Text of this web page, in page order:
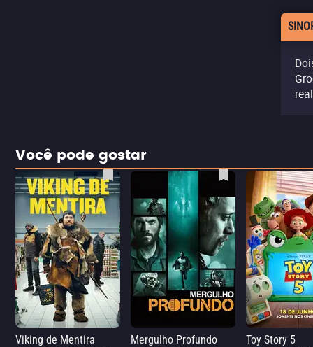
Você pode gostar
Viking de Mentira
Mergulho Profundo
Toy Story 5